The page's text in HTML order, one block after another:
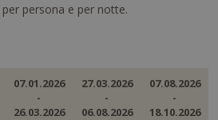
persona e per notte.
07.01.2026
-
26.03.2026
27.03.2026
-
06.08.2026
07.08.2026
-
18.10.2026